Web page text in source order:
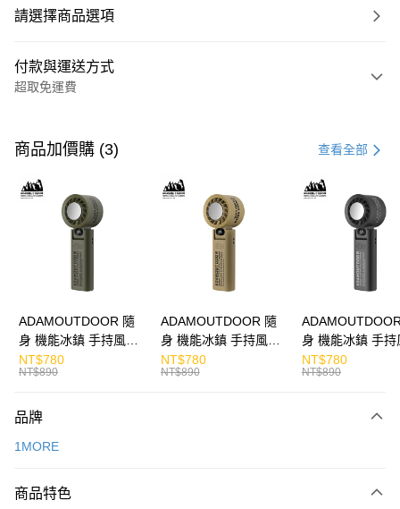
請選擇商品選項
付款與運送方式
超取免運費
信用卡一次付款
LINE Pay
Apple Pay
運送方式
免運費
付款後7-11取貨
宅配
商品加價購 (3) 查看全部
ADAMOUTDOOR 隨
身 機能冰鎮 手持風扇
掛繩
NT$780
NT$890
ADAMOUTDOOR 隨
身 機能冰鎮 手持風扇
掛繩
NT$780
NT$890
身 機能冰鎮 手持
掛繩
NT$780
NT$890
品牌
1MORE
商品特色